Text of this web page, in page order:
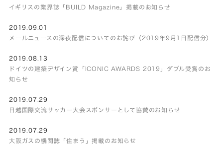
イギリスの業界誌「BUILD Magazine」掲載のお知らせ
2019.09.01
メールニュースの深夜配信についてのお詫び（2019年9月1日配信分）
2019.08.13
ドイツの建築デザイン賞「ICONIC AWARDS 2019」ダブル受賞のお
知らせ
2019.07.29
日越国際交流サッカー大会スポンサーとして協賛のお知らせ
2019.07.29
大阪ガスの機関誌「住まう」掲載のお知らせ